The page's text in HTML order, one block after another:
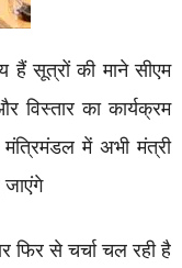
हैं सूत्रों की माने सीएम
का कार्यक्रम
मंत्रिमंडल में अभी मंत्री
जाएंगे
फिर से चर्चा चल रही है